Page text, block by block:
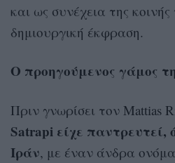
και ως συνέχεια της
δημιουργική έκφραση.
Ο προηγούμενος γάμος
Πριν γνωρίσει τον Mattias
Satrapi είχε παντρευτεί,
Ιράν, με έναν άνδρα